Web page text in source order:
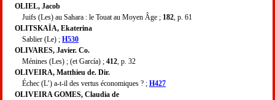
OLIEL, Jacob
Juifs (Les) au Sahara : le Touat au Moyen Âge ; 182 , p. 61
OLITSKAÏA, Ekaterina
Sablier (Le) ; H530
OLIVARES, Javier. Co.
Ménines (Les) ; (et García) ; 412 , p. 32
OLIVEIRA, Matthieu de. Dir.
Échec (L’) a-t-il des vertus économiques ? ; H427
OLIVEIRA GOMES, Claudia de